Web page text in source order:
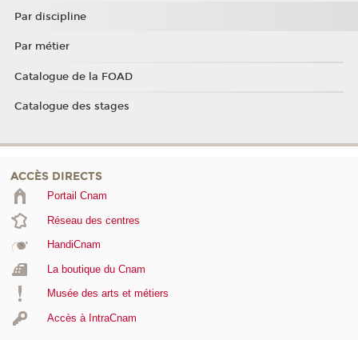
Par discipline
Par métier
Catalogue de la FOAD
Catalogue des stages
ACCÈS DIRECTS
Portail Cnam
Réseau des centres
HandiCnam
La boutique du Cnam
Musée des arts et métiers
Accès à IntraCnam